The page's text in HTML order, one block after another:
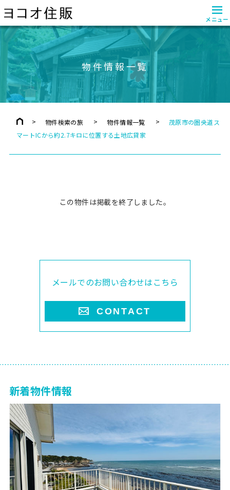
≡
メニュー
物件情報一覧
物件検索の旅 物件情報一覧
茂原市の圏央道ス
マートICから約2.7キロに位置する土地広貸家
この物件は掲載を終了しました。
メールでのお問い合わせはこちら
CONTACT
新着物件情報